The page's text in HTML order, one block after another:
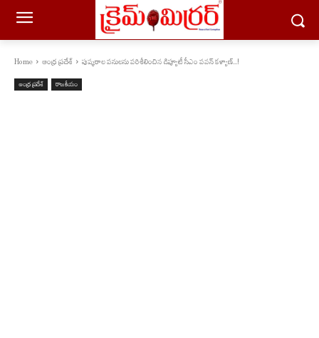
Home ఆంధ్ర ప్రదేశ్ పుష్కరాల పనులను పరిశీలించిన డిప్యూటీ సీఎం పవన్ కళ్యాణ్...!
ఆంధ్ర ప్రదేశ్ రాజకీయం